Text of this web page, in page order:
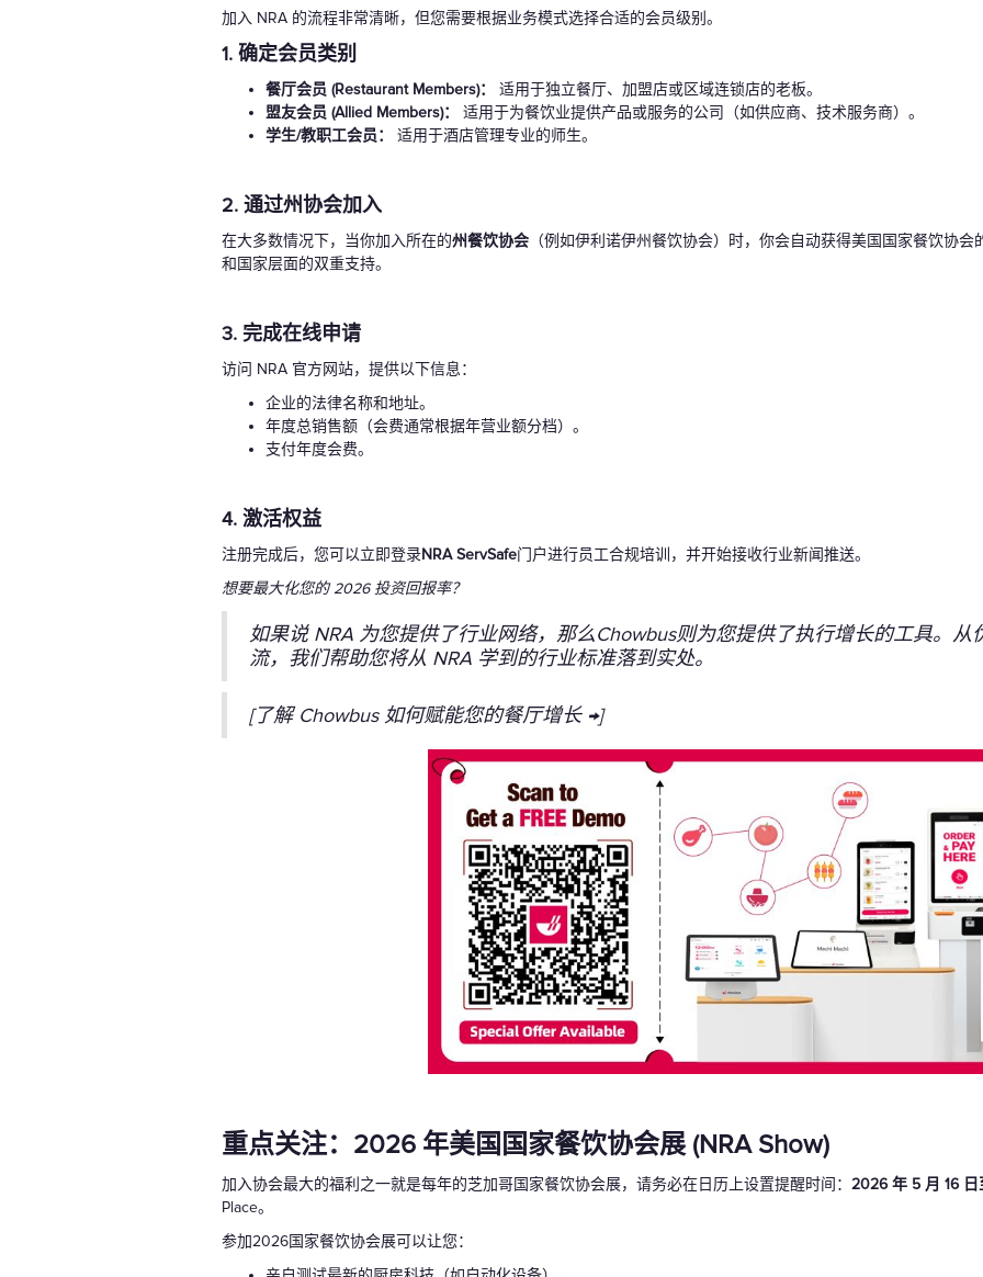
加入 NRA 的流程非常清晰，但您需要根据业务模式选择合适的会员级别。
1. 确定会员类别
餐厅会员 (Restaurant Members)：
适用于独立餐厅、加盟店或区域连锁店的老板。
盟友会员 (Allied Members)：
适用于为餐饮业提供产品或服务的公司（如供应商、技术服务商）。
学生/教职工会员：
适用于酒店管理专业的师生。
2. 通过州协会加入
在大多数情况下，当你加入所在的州餐饮协会 （例如伊利诺伊州餐饮协会）时，你会自动获得美国国家餐饮协
和国家层面的双重支持。
3. 完成在线申请
访问 NRA 官方网站，提供以下信息：
企业的法律名称和地址。
年度总销售额（会费通常根据年营业额分档）。
支付年度会费。
4. 激活权益
注册完成后，您可以立即登录NRA ServSafe门户进行员工合规培训，并开始接收行业新闻推送。
想要最大化您的 2026 投资回报率？
如果说 NRA 为您提供了行业网络，那么Chowbus则为您提供了执行增长的工具。从
流，我们帮助您将从 NRA 学到的行业标准落到实处。
[了解 Chowbus 如何赋能您的餐厅增长 →]
重点关注：2026 年美国国家餐饮协会展 (NRA Show)
加入协会最大的福利之一就是每年的芝加哥国家餐饮协会展，请务必在日历上设置提醒时间： 2026 年 5 月 16 日
Place。
参加2026国家餐饮协会展可以让您：